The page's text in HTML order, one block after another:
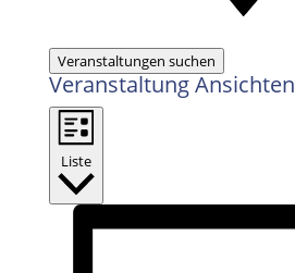
Veranstaltungen suchen
Veranstaltung
Liste